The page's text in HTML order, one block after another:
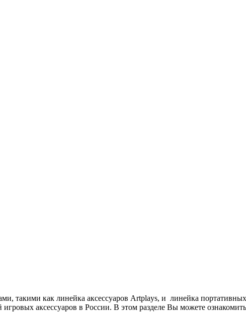
такими как линейка аксессуаров Artplays, и линейка
аксессуаров в России. В этом разделе Вы можете